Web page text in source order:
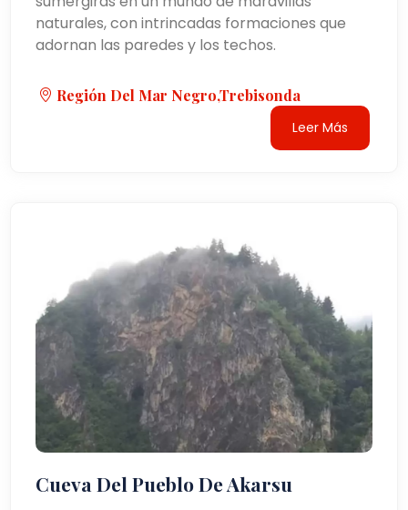
naturales, con intrincadas formaciones que
adornan las paredes y los techos.
Región Del Mar Negro,Trebisonda
Leer Más
Cueva Del Pueblo De Akarsu